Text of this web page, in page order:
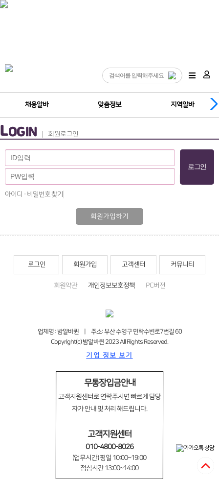
채용알바 맞춤정보 지역알바
LOGIN 회원로그인
아이디 · 비밀번호 찾기
회원가입하기
로그인 회원가입 고객센터 커뮤니티
회원약관 개인정보보호정책 PC버전
업체명 : 밤알바퀸 | 주소: 부산 수영구 민락수변로7번길 60
Copyright(c) 밤알바퀸 2023 All Rights Reserved.
기업 정보 보기
무통장입금안내
고객지원센터로 연락주시면 빠르게 담당
자가 안내 및 처리 해드립니다.
고객지원센터
010-4800-8026
(업무시간) 평일 10:00~19:00
점심시간 13:00~14:00